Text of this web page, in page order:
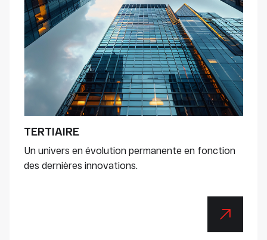
TERTIAIRE
Un univers en évolution permanente en fonction
des dernières innovations.